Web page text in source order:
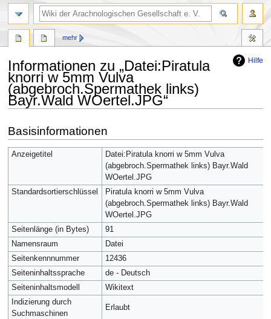
Hilfe
Informationen zu „Datei:Piratula
knorri w 5mm Vulva
(abgebroch.Spermathek links)
Bayr.Wald WOertel.JPG“
Navigation
springen
Suche
springen
Basisinformationen
Anzeigetitel
Datei:Piratula knorri w 5mm Vulva
(abgebroch.Spermathek links) Bayr.Wald
WOertel.JPG
Standardsortierschlüssel
Piratula knorri w 5mm Vulva
(abgebroch.Spermathek links) Bayr.Wald
WOertel.JPG
Seitenlänge (in Bytes)
91
Namensraum
Datei
Seitenkennnummer
12436
Seiteninhaltssprache
de - Deutsch
Seiteninhaltsmodell
Wikitext
Indizierung durch
Suchmaschinen
Erlaubt
mehr